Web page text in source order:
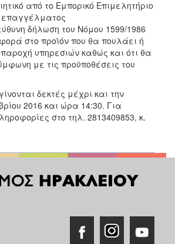
από το Εμπορικό Επιμελητήριο
δήλωση του Νόμου 1599/1986
στο προϊόν που θα πουλάει ή
υπηρεσιών καθώς και ότι θα
με τις προϋποθέσεις του
δεκτές μέχρι και την
2016 και ώρα 14:30. Για
στο τηλ. 2813409853, κ.